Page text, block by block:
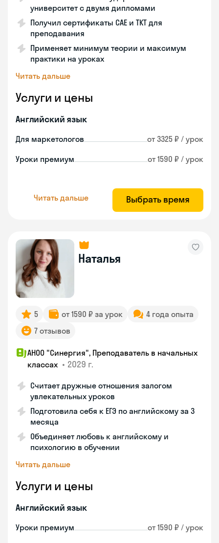
университет с двумя дипломами
Получил сертификаты CAE и TKT для
преподавания
Применяет минимум теории и максимум
практики на уроках
Читать дальше
Услуги и цены
Английский язык
Для маркетологов от 3325 ₽ / урок
Уроки премиум от 1590 ₽ / урок
Читать дальше Выбрать время
Наталья
5 от 1590 ₽ за урок
4 года опыта
7 отзывов
АНОО "Синергия", Преподаватель в начальных
классах • 2029 г.
Считает дружные отношения залогом
увлекательных уроков
Подготовила себя к ЕГЭ по английскому за 3
месяца
Объединяет любовь к английскому и
психологию в обучении
Читать дальше
Услуги и цены
Английский язык
Уроки премиум от 1590 ₽ / урок